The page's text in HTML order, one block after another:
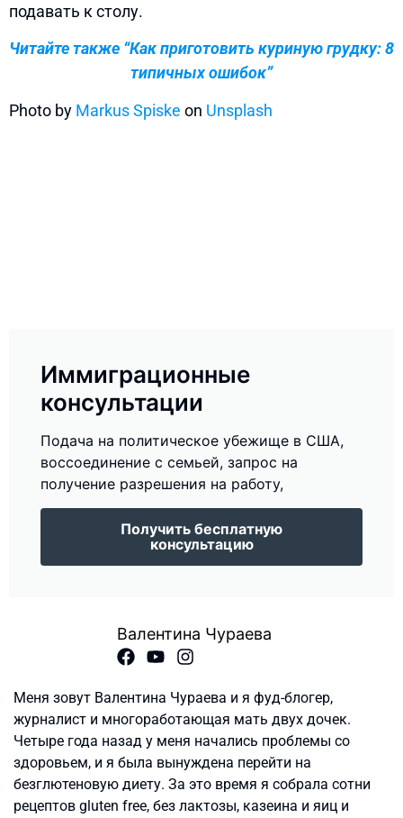
подавать к столу.
Читайте также “Как приготовить куриную грудку: 8
типичных ошибок”
Photo by Markus Spiske on Unsplash
Иммиграционные
консультации
Подача на политическое убежище в США,
воссоединение с семьей, запрос на
получение разрешения на работу,
Получить бесплатную
консультацию
Валентина Чураева
Меня зовут Валентина Чураева и я фуд-блогер,
журналист и многоработающая мать двух дочек.
Четыре года назад у меня начались проблемы со
здоровьем, и я была вынуждена перейти на
безглютеновую диету. За это время я собрала сотни
рецептов gluten free, без лактозы, казеина и яиц и